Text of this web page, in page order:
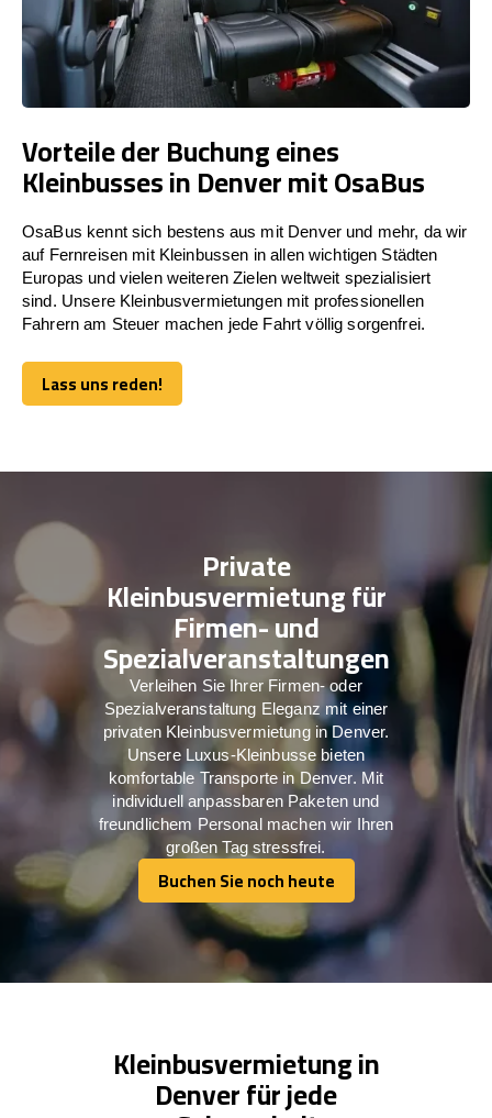
Vorteile der Buchung eines
Kleinbusses in Denver mit OsaBus
OsaBus kennt sich bestens aus mit Denver und mehr, da wir
auf Fernreisen mit Kleinbussen in allen wichtigen Städten
Europas und vielen weiteren Zielen weltweit spezialisiert
sind. Unsere Kleinbusvermietungen mit professionellen
Fahrern am Steuer machen jede Fahrt völlig sorgenfrei.
Lass uns reden!
Lass uns reden!
Private
Kleinbusvermietung für
Firmen- und
Spezialveranstaltungen
Verleihen Sie Ihrer Firmen- oder
Spezialveranstaltung Eleganz mit einer
privaten Kleinbusvermietung in Denver.
Unsere Luxus-Kleinbusse bieten
komfortable Transporte in Denver. Mit
individuell anpassbaren Paketen und
freundlichem Personal machen wir Ihren
großen Tag stressfrei.
Buchen Sie noch heute
Buchen Sie noch heute
Kleinbusvermietung in
Denver für jede